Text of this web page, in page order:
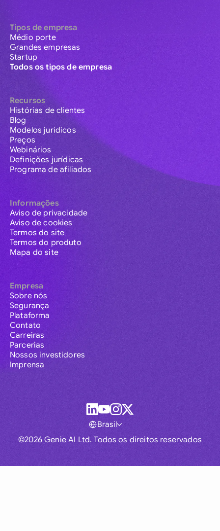
Tipos de empresa
Médio porte
Grandes empresas
Startup
Todos os tipos de empresa
Recursos
Histórias de clientes
Blog
Modelos jurídicos
Preços
Webinários
Definições jurídicas
Programa de afiliados
Informações
Aviso de privacidade
Aviso de cookies
Termos do site
Termos do produto
Mapa do site
Empresa
Sobre nós
Segurança
Plataforma
Contato
Carreiras
Parcerias
Nossos investidores
Imprensa
©2026 Genie AI Ltd. Todos os direitos reservados
Brasil
Global